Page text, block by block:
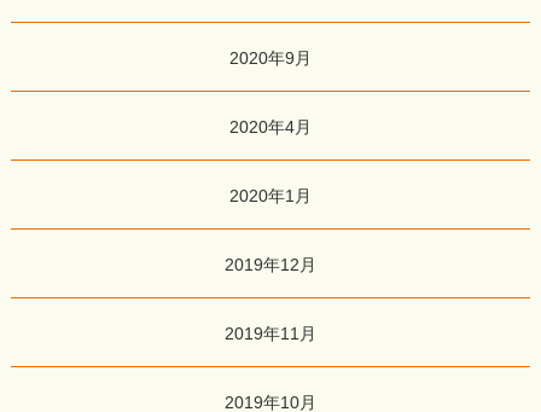
2020年9月
2020年4月
2020年1月
2019年12月
2019年11月
2019年10月